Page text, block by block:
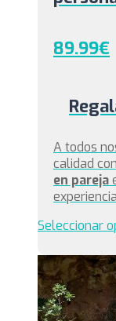
89.99€
A todos
calidad
en pareja
Seleccionar